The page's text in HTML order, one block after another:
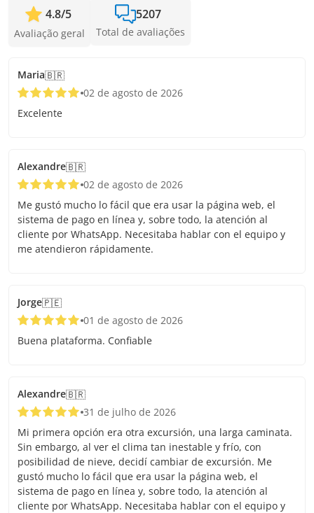
4.8/5
Avaliação geral
5207
Total de avaliações
Maria🇧🇷
02 de agosto de 2026
Excelente
Alexandre🇧🇷
02 de agosto de 2026
Me gustó mucho lo fácil que era usar la página web, el
sistema de pago en línea y, sobre todo, la atención al
cliente por WhatsApp. Necesitaba hablar con el equipo y
me atendieron rápidamente.
Jorge🇵🇪
01 de agosto de 2026
Buena plataforma. Confiable
Alexandre🇧🇷
31 de julho de 2026
Mi primera opción era otra excursión, una larga caminata.
Sin embargo, al ver el clima tan inestable y frío, con
posibilidad de nieve, decidí cambiar de excursión. Me
gustó mucho lo fácil que era usar la página web, el
sistema de pago en línea y, sobre todo, la atención al
cliente por WhatsApp. Necesitaba hablar con el equipo y